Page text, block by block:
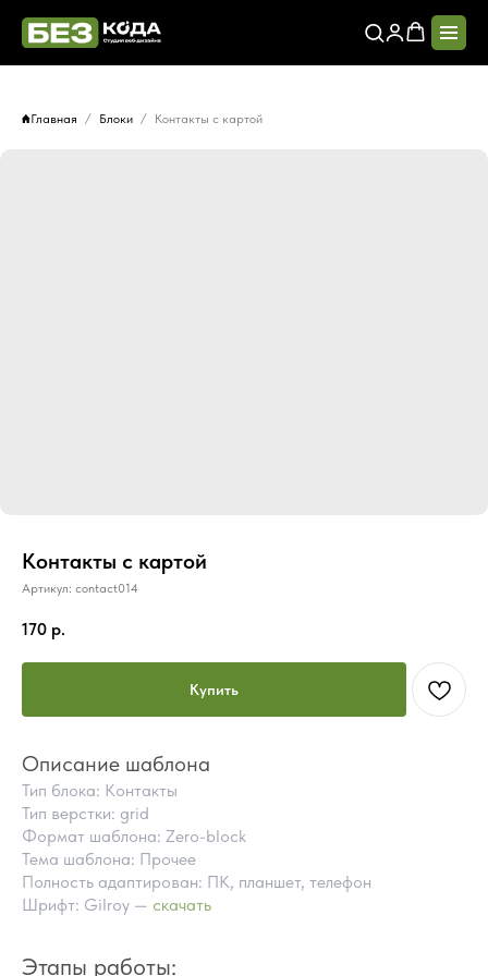
Главная Блоки Контакты с картой
Контакты с картой
Артикул: contact014
170 р.
Купить
Описание шаблона
Тип блока: Контакты
Тип верстки: grid
Формат шаблона: Zero-block
Тема шаблона: Прочее
Полность адаптирован: ПК, планшет, телефон
Шрифт: Gilroy — скачать
Этапы работы:
ПОЧЕМУ СТОИТ КУПИТЬ
ВМЕСТО ЗАКАЗА